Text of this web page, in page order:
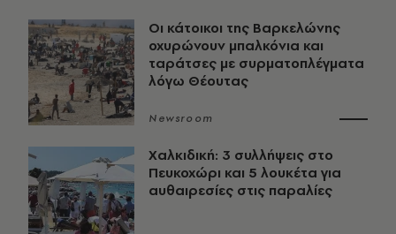
Οι κάτοικοι της Βαρκελώνης
οχυρώνουν μπαλκόνια και
ταράτσες με συρματοπλέγματα
λόγω Θέουτας
Newsroom
Χαλκιδική: 3 συλλήψεις στο
Πευκοχώρι και 5 λουκέτα για
αυθαιρεσίες στις παραλίες